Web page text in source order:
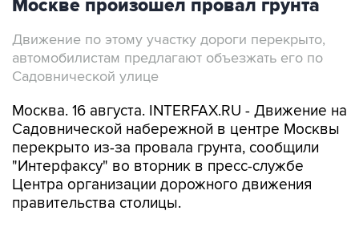
Москве произошел провал грунта
Движение по этому участку дороги перекрыто,
автомобилистам предлагают объезжать его по
Садовнической улице
Москва. 16 августа. INTERFAX.RU - Движение на
Садовнической набережной в центре Москвы
перекрыто из-за провала грунта, сообщили
"Интерфаксу" во вторник в пресс-службе
Центра организации дорожного движения
правительства столицы.